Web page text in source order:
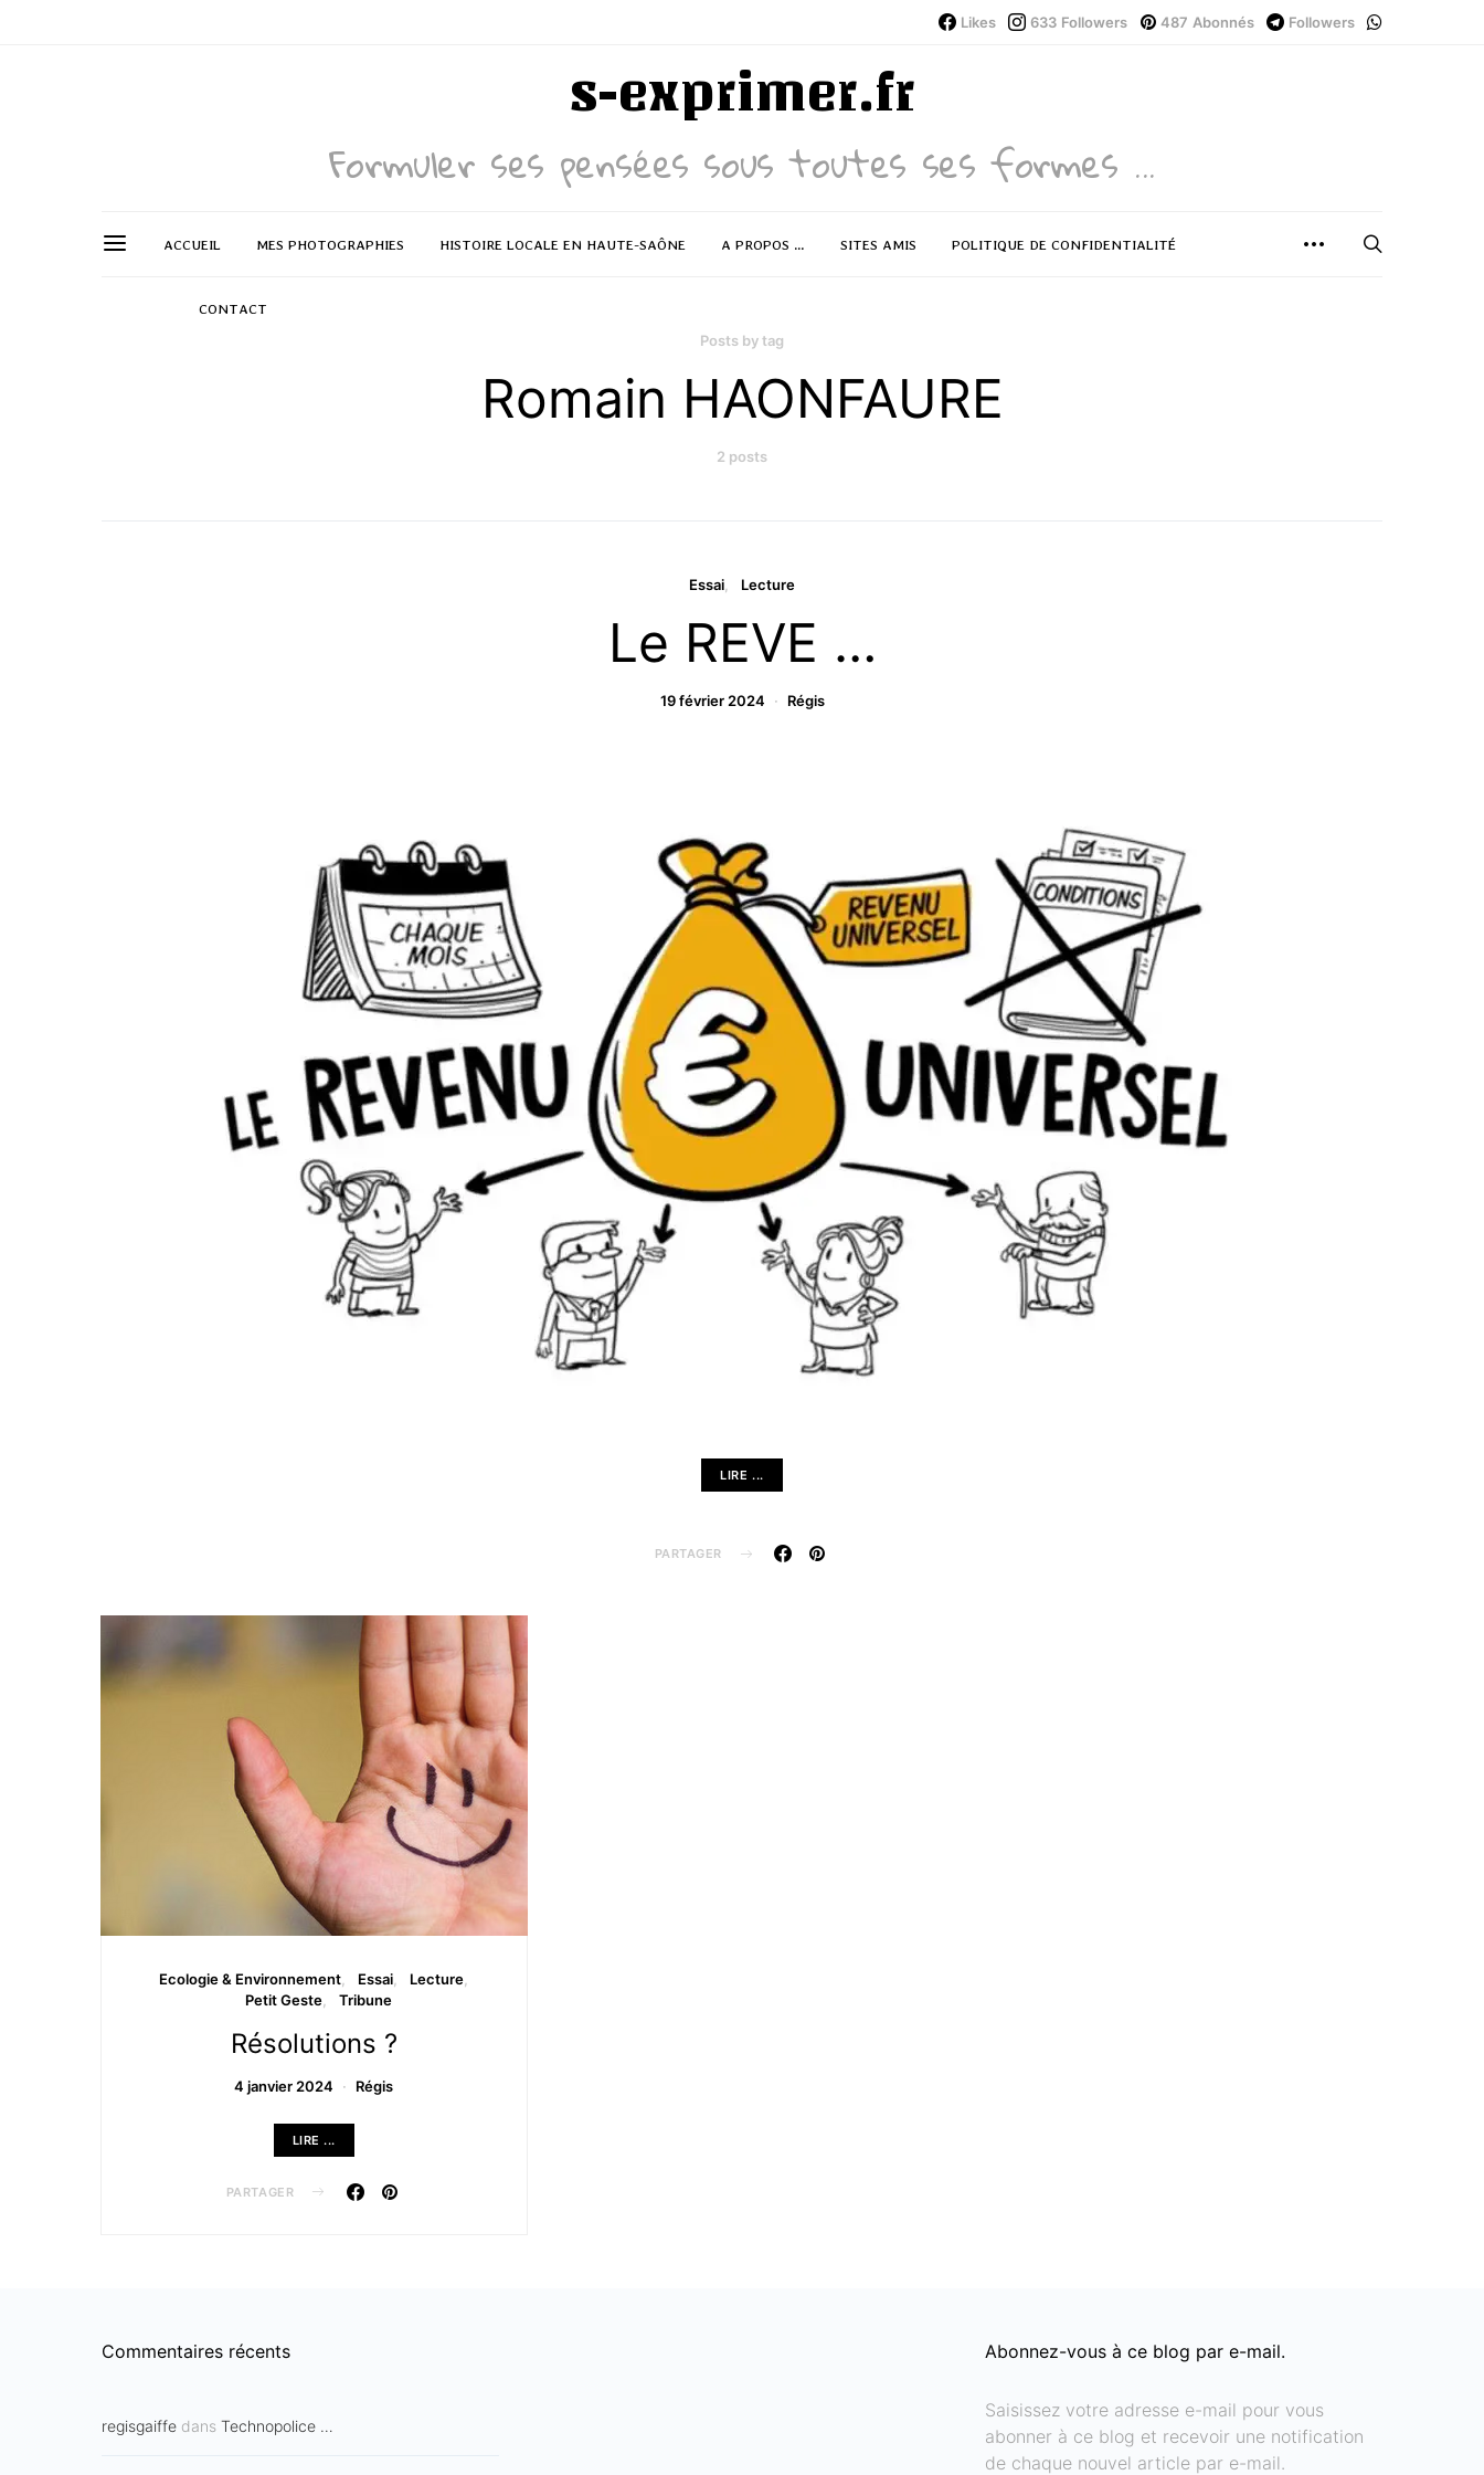
Likes 633 Followers 487 Abonnés Followers
s-exprimer.fr
Formuler ses pensées sous toutes ses formes ...
ACCUEIL MES PHOTOGRAPHIES HISTOIRE LOCALE EN HAUTE-SAÔNE A PROPOS … SITES AMIS POLITIQUE DE CONFIDENTIALITÉ
CONTACT
Posts by tag
Romain HAONFAURE
2 posts
Essai Lecture
Le REVE …
19 février 2024 Régis
LIRE ...
PARTAGER
Ecologie & Environnement Essai
Lecture
Petit Geste
Tribune
Résolutions ?
4 janvier 2024 Régis
LIRE ...
PARTAGER
Commentaires récents
regisgaiffe dans Technopolice …
Abonnez-vous à ce blog par e-mail.
Saisissez votre adresse e-mail pour vous
abonner à ce blog et recevoir une notification
de chaque nouvel article par e-mail.